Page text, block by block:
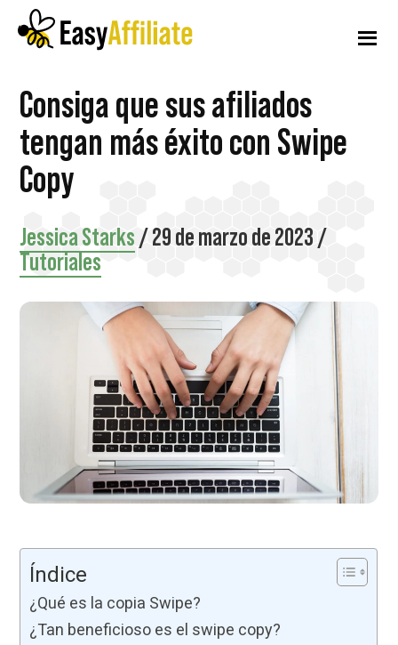
contenido
Saltar
lateral
principal
Saltar
página
Menú
adicional
Afiliación
fácil
Inicie
un
programa
de
desde
su
sitio
WordPress
Consiga que sus afiliados
tengan más éxito con Swipe
Copy
Jessica Starks/29 de marzo de 2023/
Tutoriales
Índice
¿Qué es la copia Swipe?
¿Tan beneficioso es el swipe copy?